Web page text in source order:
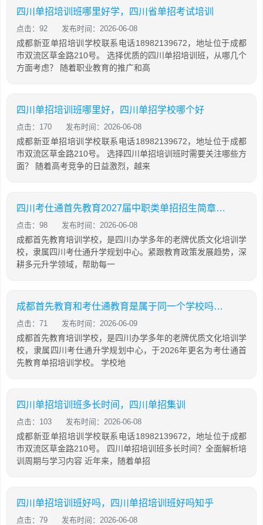
四川单招培训班哪里好学，四川省单招考试培训
点击：92 发布时间：2026-06-08
成都新亚单招培训学校联系电话18982139672，地址位于成都
市双流区草金路210号。 选择优质的四川单招培训班，从哪几个
方面考虑？ 随着职业教育的推广和高
四川单招培训班哪里好，四川单招学校哪个好
点击：170 发布时间：2026-06-08
成都新亚单招培训学校联系电话18982139672，地址位于成都
市双流区草金路210号。 选择四川单招培训班时需要关注哪些方
面？ 随着高考竞争的日益激烈，越来
四川考仕通首先教育2027届中职类单招招生简章（语数外+中职专业技能）
点击：98 发布时间：2026-06-08
成都首先教育培训学校，是四川办学多年的老牌优质文化培训学
校，隶属四川考仕通升学规划中心。紧跟教育政策发展趋势，深
耕多元升学领域，帮助每一
成都首先教育和考仕通教育是属于同一个学校吗？两者有什么关系
点击：71 发布时间：2026-06-09
成都首先教育培训学校，是四川办学多年的老牌优质文化培训学
校，隶属四川考仕通升学规划中心，于2026年更名为考仕通首
先教育单招培训学校。 学校地
四川单招培训班多长时间，四川单招集训
点击：103 发布时间：2026-06-08
成都新亚单招培训学校联系电话18982139672，地址位于成都
市双流区草金路210号。 四川单招培训班多长时间？全面解析培
训周期与学习内容 近年来，随着单招
四川单招培训班好吗，四川单招培训班好吗知乎
点击：79 发布时间：2026-06-08